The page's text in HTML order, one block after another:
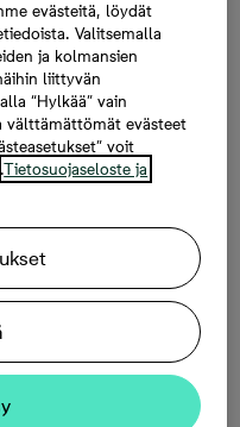
evästeitä, löydät
Valitsemalla
ja kolmansien
liittyvän
“Hylkää” vain
välttämättömät evästeet
voit
Tietosuojaseloste ja